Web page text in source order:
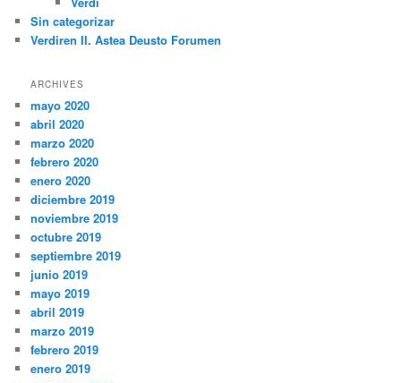
Sin categorizar
Verdiren II. Astea Deusto Forumen
ARCHIVES
mayo 2020
abril 2020
marzo 2020
febrero 2020
enero 2020
diciembre 2019
noviembre 2019
octubre 2019
septiembre 2019
junio 2019
mayo 2019
abril 2019
marzo 2019
febrero 2019
enero 2019